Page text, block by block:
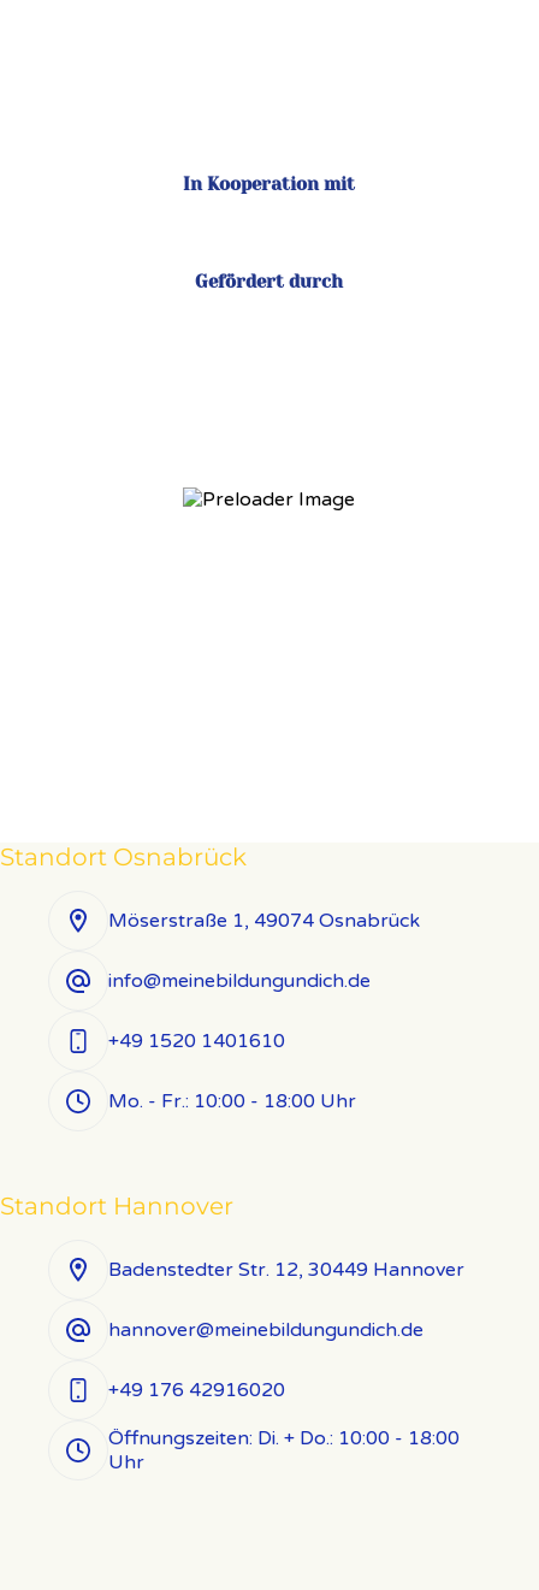
In Kooperation mit
Gefördert durch
Standort Osnabrück
Möserstraße 1, 49074 Osnabrück
info@meinebildungundich.de
+49 1520 1401610
Mo. - Fr.: 10:00 - 18:00 Uhr
Standort Hannover
Badenstedter Str. 12, 30449 Hannover
hannover@meinebildungundich.de
+49 176 42916020
Öffnungszeiten: Di. + Do.: 10:00 - 18:00
Uhr